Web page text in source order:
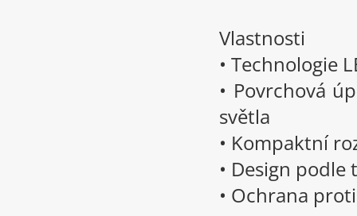
Vlastnosti
• Technologie
• Povrchová
světla
• Kompaktní
• Design podle
• Ochrana